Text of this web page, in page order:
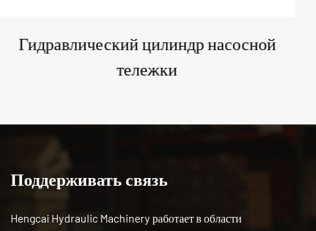
Гидравлический цилиндр мусоровоза
Поддерживать связь
Hengcai Hydraulic Machinery работает в области